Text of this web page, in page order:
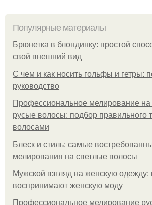
Популярные материалы
Брюнетка в блондинку: простой
свой внешний вид
С чем и как носить гольфы и гетры:
руководство
Профессиональное мелирование на
русые волосы: подбор правильного
волосами
Блеск и стиль: самые
мелирования на светлые волосы
Мужской взгляд на женскую одежду:
воспринимают женскую моду
Профессиональное мелирование